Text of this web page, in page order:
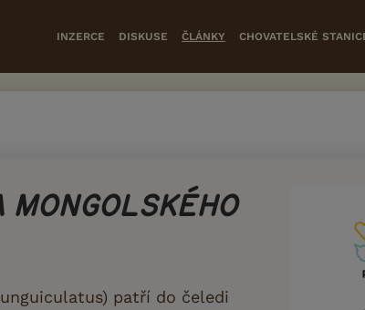
INZERCE DISKUSE ČLÁNKY CHOVATELSKÉ
patří do čeledi